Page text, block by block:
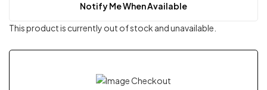
Notify Me When Available
This product is currently out of stock and unavailable.